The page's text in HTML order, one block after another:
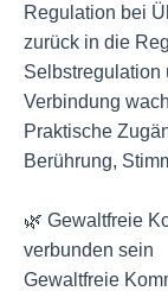
Regulation bei
zurück in die
Selbstregulation
Verbindung
Praktische
Berührung,
🌿 Gewaltfreie
verbunden sein
Gewaltfreie